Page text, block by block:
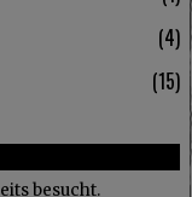
4
15
besucht.